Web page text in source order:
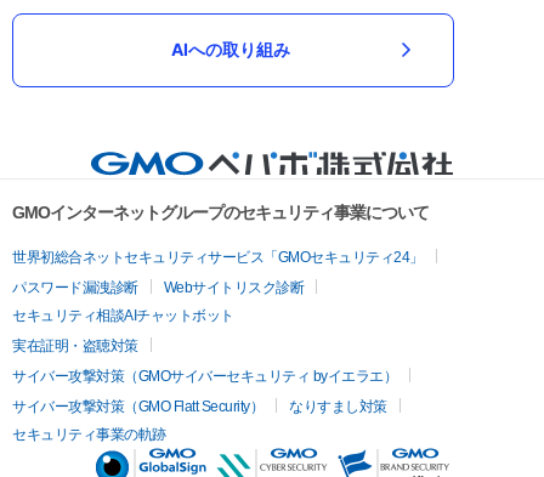
AIへの取り組み
GMOインターネットグループのセキュリティ事業について
世界初総合ネットセキュリティサービス「GMOセキュリティ24」
パスワード漏洩診断
Webサイトリスク診断
セキュリティ相談AIチャットボット
実在証明・盗聴対策
サイバー攻撃対策（GMOサイバーセキュリティ byイエラエ）
サイバー攻撃対策（GMO Flatt Security）
なりすまし対策
セキュリティ事業の軌跡